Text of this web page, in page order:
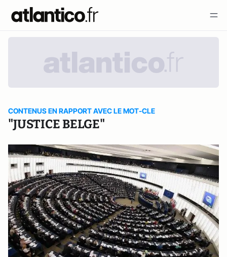
CONTENUS EN RAPPORT AVEC LE MOT-CLE
"JUSTICE BELGE"